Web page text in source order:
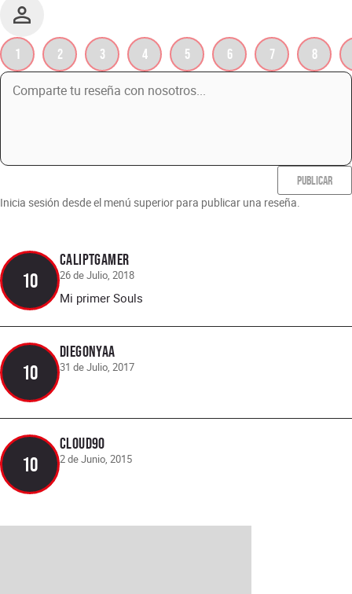
1 2 3 4 5 6 7 8
PUBLICAR
Inicia sesión desde el menú superior para publicar una reseña.
10
CaliptGamer
26 de Julio, 2018
Mi primer Souls
10
Diegonyaa
31 de Julio, 2017
10
cloud90
2 de Junio, 2015